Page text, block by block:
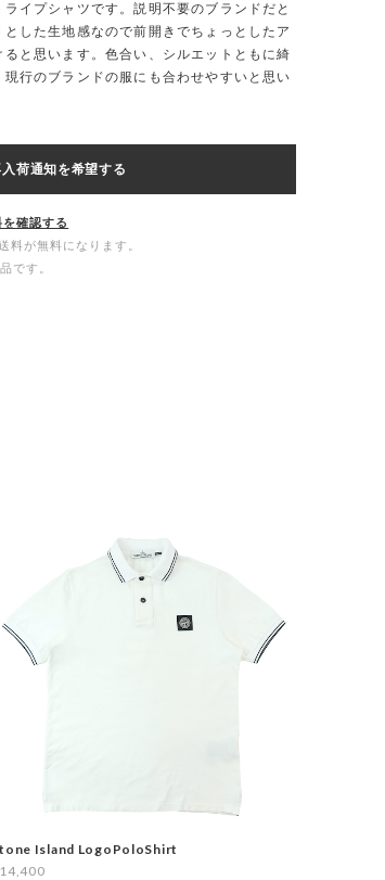
イプシャツです。説明不要のブランドだと
した生地感なので前開きでちょっとしたア
と思います。色合い、シルエットともに綺
行のブランドの服にも合わせやすいと思い
荷通知を希望する
を確認する
が無料になります。
です。
Island LogoPoloShirt